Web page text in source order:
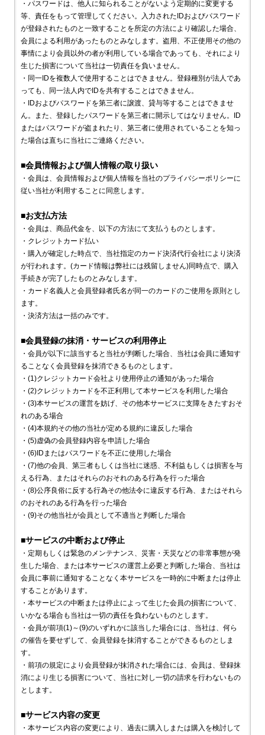
・パスワードは、他人に知られることがないよう定期的に変更する
等、責任をもって管理してください。入力されたIDおよびパスワード
が登録されたものと一致することを所定の方法により確認した場合、
会員による利用があったものとみなします。盗用、不正使用その他の
事情により会員以外の者が利用している場合であっても、それにより
生じた損害について当社は一切責任を負いません。
・同一IDを複数人で使用することはできません。登録種別が法人であ
っても、同一法人内でIDを共有することはできません。
・IDおよびパスワードを第三者に譲渡、貸与等することはできませ
ん。また、登録したパスワードを第三者に開示してはなりません。ID
またはパスワードが盗まれたり、第三者に使用されていることを知っ
た場合は直ちに当社にご連絡ください。
■会員情報および個人情報の取り扱い
・会員は、会員情報および個人情報を当社のプライバシーポリシーに
従い当社が利用することに同意します。
■お支払方法
・会員は、商品代金を、以下の方法にて支払うものとします。
・クレジットカード払い
・購入が確定した時点で、当社指定のカード決済代行会社により決済
が行われます。(カード情報は弊社には残留しません)同時点で、購入
手続きが完了したものとみなします。
・カード名義人と会員登録者氏名が同一のカードのご使用を原則とし
ます。
・決済方法は一括のみです。
■会員登録の抹消・サービスの利用停止
・会員が以下に該当すると当社が判断した場合、当社は会員に通知す
ることなく会員登録を抹消できるものとします。
・(1)クレジットカード会社より使用停止の通知があった場合
・(2)クレジットカードを不正利用して本サービスを利用した場合
・(3)本サービスの運営を妨げ、その他本サービスに支障をきたすおそ
れのある場合
・(4)本規約その他の当社が定める規約に違反した場合
・(5)虚偽の会員登録内容を申請した場合
・(6)IDまたはパスワードを不正に使用した場合
・(7)他の会員、第三者もしくは当社に迷惑、不利益もしくは損害を与
える行為、またはそれらのおそれのある行為を行った場合
・(8)公序良俗に反する行為その他法令に違反する行為、またはそれら
のおそれのある行為を行った場合
・(9)その他当社が会員として不適当と判断した場合
■サービスの中断および停止
・定期もしくは緊急のメンテナンス、災害・天災などの非常事態が発
生した場合、または本サービスの運営上必要と判断した場合、当社は
会員に事前に通知することなく本サービスを一時的に中断または停止
することがあります。
・本サービスの中断または停止によって生じた会員の損害について、
いかなる場合も当社は一切の責任を負わないものとします。
・会員が前項(1)～(9)のいずれかに該当した場合には、当社は、何ら
の催告を要せずして、会員登録を抹消することができるものとしま
す。
・前項の規定により会員登録が抹消された場合には、会員は、登録抹
消により生じる損害について、当社に対し一切の請求を行わないもの
とします。
■サービス内容の変更
・本サービス内容の変更により、過去に購入しまたは購入を検討して